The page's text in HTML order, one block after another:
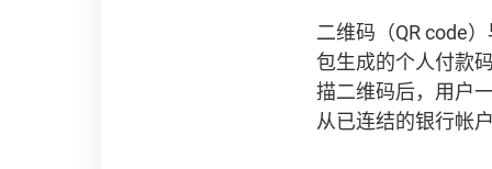
二维码（QR code
包生成的个人付款
描二维码后，用户
从已连结的银行帐